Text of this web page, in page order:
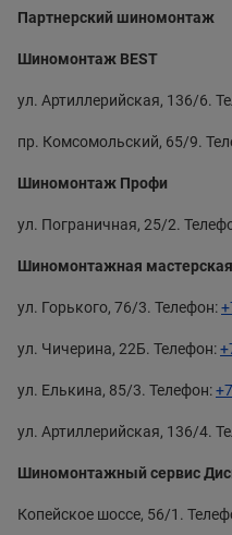
Партнерский шиномонтаж
Шиномонтаж BEST
ул. Артиллерийская, 136/6.
пр. Комсомольский, 65/9.
Шиномонтаж Профи
ул. Пограничная, 25/2.
Шиномонтажная
ул. Горького, 76/3. Телефон:
ул. Чичерина, 22Б. Телефон:
ул. Елькина, 85/3. Телефон:
ул. Артиллерийская, 136/4.
Шиномонтажный сервис
Копейское шоссе, 56/1.